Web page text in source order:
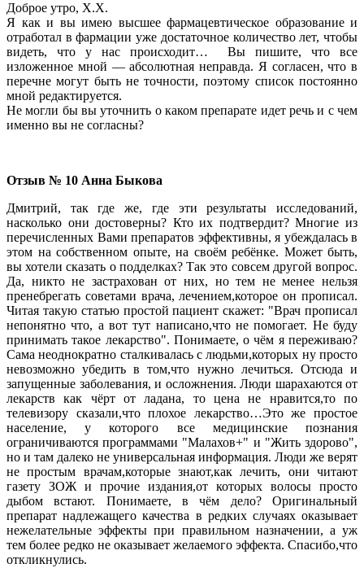
Доброе утро, X.X.
Я как и вы имею высшее фармацевтическое образование и
отработал в фармации уже достаточное количество лет, чтобы
видеть, что у нас происходит… Вы пишите, что все
изложенное мной — абсолютная неправда. Я согласен, что в
перечне могут быть не точности, поэтому список постоянно
мной редактируется.
Не могли бы вы уточнить о каком препарате идет речь и с чем
именно вы не согласны?
Отзыв № 10 Анна Быкова
Дмитрий, так где же, где эти результаты исследований,
насколько они достоверны? Кто их подтвердит? Многие из
перечисленных Вами препаратов эффективны, я убеждалась в
этом на собственном опыте, на своём ребёнке. Может быть,
вы хотели сказать о подделках? Так это совсем другой вопрос.
Да, никто не застрахован от них, но тем не менее нельзя
пренебрегать советами врача, лечением,которое он прописал.
Читая такую статью простой пациент скажет: "Врач прописал
непонятно что, а вот тут написано,что не помогает. Не буду
принимать такое лекарство". Понимаете, о чём я переживаю?
Сама неоднократно сталкивалась с людьми,которых ну просто
невозможно убедить в том,что нужно лечиться. Отсюда и
запущенные заболевания, и осложнения. Люди шарахаются от
лекарств как чёрт от ладана, то цена не нравится,то по
телевизору сказали,что плохое лекарство…Это же простое
население, у которого все медицинские познания
ограничиваются программами "Малахов+" и "Жить здорово",
но и там далеко не универсальная информация. Люди же верят
не простым врачам,которые знают,как лечить, они читают
газету ЗОЖ и прочие издания,от которых волосы просто
дыбом встают. Понимаете, в чём дело? Оригинальный
препарат надлежащего качества в редких случаях оказывает
нежелательные эффекты при правильном назначении, а уж
тем более редко не оказывает желаемого эффекта. Спасибо,что
откликнулись.